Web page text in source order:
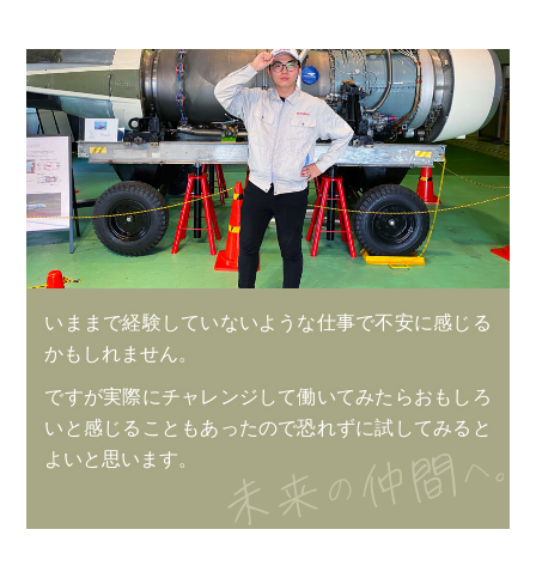
いままで経験していないような仕事で不安に感じる
かもしれません。
ですが実際にチャレンジして働いてみたらおもしろ
いと感じることもあったので恐れずに試してみると
よいと思います。